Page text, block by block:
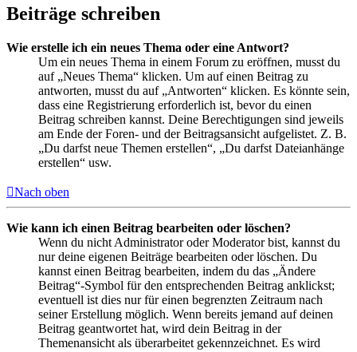
Beiträge schreiben
Wie erstelle ich ein neues Thema oder eine Antwort?
Um ein neues Thema in einem Forum zu eröffnen, musst du
auf „Neues Thema“ klicken. Um auf einen Beitrag zu
antworten, musst du auf „Antworten“ klicken. Es könnte sein,
dass eine Registrierung erforderlich ist, bevor du einen
Beitrag schreiben kannst. Deine Berechtigungen sind jeweils
am Ende der Foren- und der Beitragsansicht aufgelistet. Z. B.
„Du darfst neue Themen erstellen“, „Du darfst Dateianhänge
erstellen“ usw.
Nach oben
Wie kann ich einen Beitrag bearbeiten oder löschen?
Wenn du nicht Administrator oder Moderator bist, kannst du
nur deine eigenen Beiträge bearbeiten oder löschen. Du
kannst einen Beitrag bearbeiten, indem du das „Ändere
Beitrag“-Symbol für den entsprechenden Beitrag anklickst;
eventuell ist dies nur für einen begrenzten Zeitraum nach
seiner Erstellung möglich. Wenn bereits jemand auf deinen
Beitrag geantwortet hat, wird dein Beitrag in der
Themenansicht als überarbeitet gekennzeichnet. Es wird